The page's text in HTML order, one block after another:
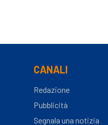
CANALI
Redazione
Pubblicità
Segnala una notizia